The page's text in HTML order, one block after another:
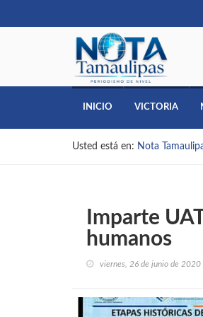
INICIO VICTORIA
Usted está en: Nota
Imparte
humanos
viernes, 26 de junio de 2020